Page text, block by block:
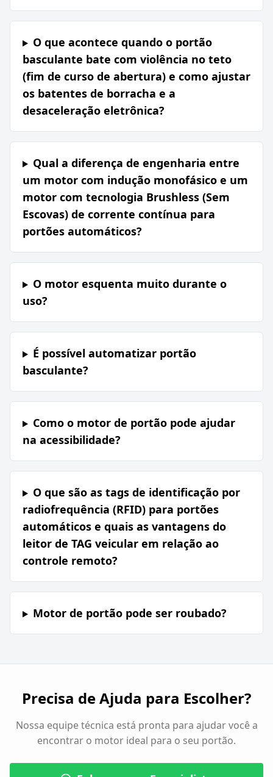
O que acontece quando o portão
basculante bate com violência no teto
(fim de curso de abertura) e como ajustar
os batentes de borracha e a
desaceleração eletrônica?
Qual a diferença de engenharia entre
um motor com indução monofásico e um
motor com tecnologia Brushless (Sem
Escovas) de corrente contínua para
portões automáticos?
O motor esquenta muito durante o
uso?
É possível automatizar portão
basculante?
Como o motor de portão pode ajudar
na acessibilidade?
O que são as tags de identificação por
radiofrequência (RFID) para portões
automáticos e quais as vantagens do
leitor de TAG veicular em relação ao
controle remoto?
Motor de portão pode ser roubado?
Precisa de Ajuda para Escolher?
Nossa equipe técnica está pronta para ajudar você a
encontrar o motor ideal para o seu portão.